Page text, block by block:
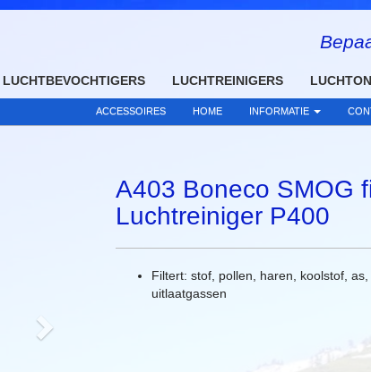
LUCHTBEVOCHTIGERS LUCHTREINIGERS
ACCESSOIRES HOME INFORMATIE
A403 Boneco SMOG
Luchtreiniger P400
Filtert: stof, pollen, haren, koolstof,
uitlaatgassen